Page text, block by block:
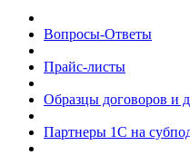
Вопросы-Ответы
Прайс-листы
Образцы договоров и
Партнеры 1С на